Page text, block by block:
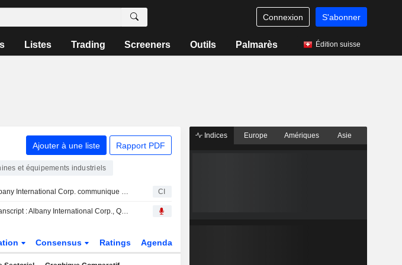
Connexion S'abonner
Listes Trading Screeners Outils Palmarès Édition suisse
Ajouter à une liste Rapport PDF
et équipements industriels
Albany International Corp. communique ses prévisions de résultats pour le troisième trimestre 2026 CI
Transcript : Albany International Corp., Q2 2026 Earnings Call, Aug 04, 2026
Consensus Ratings Agenda
Indices Europe Amériques Asie